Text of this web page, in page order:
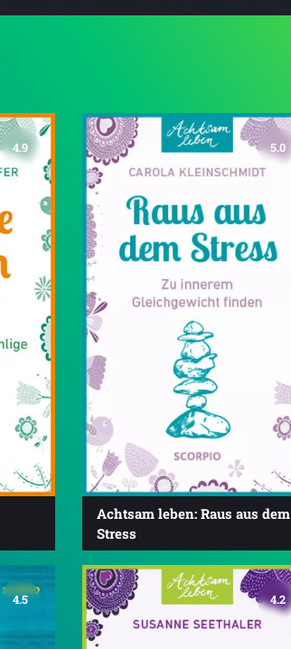
4.9 5.0
Achtsam leben: Raus aus dem
Stress
4.5 4.2